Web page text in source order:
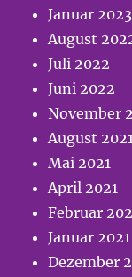
Januar 2023
August
Juli 2022
Juni 2022
November
August
Mai 2021
April 2021
Februar
Januar 2021
Dezember